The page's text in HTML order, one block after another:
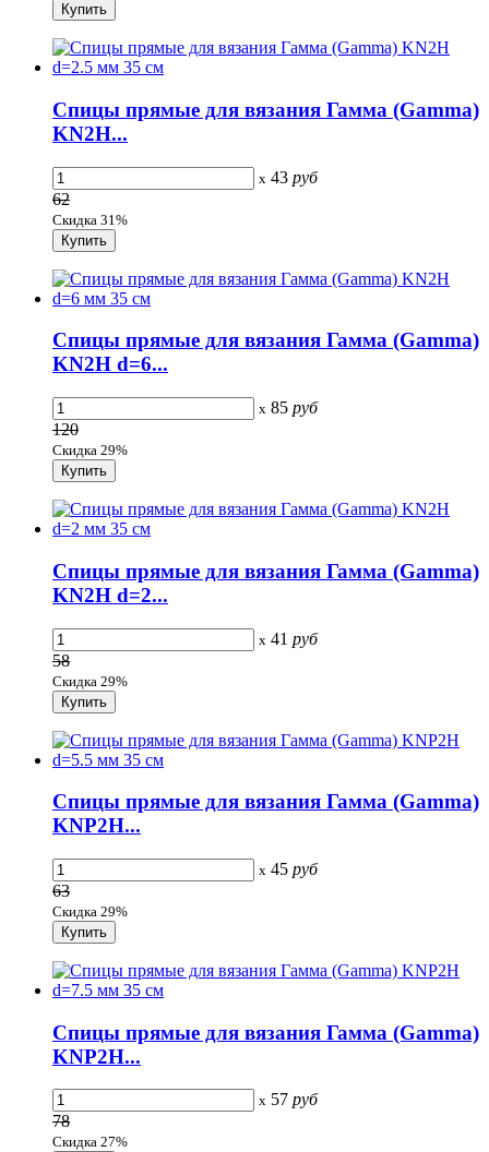
Спицы прямые для вязания Гамма (Gamma)
KN2H...
x 43 руб
62
Скидка 31%
Спицы прямые для вязания Гамма (Gamma)
KN2H d=6...
x 85 руб
120
Скидка 29%
Спицы прямые для вязания Гамма (Gamma)
KN2H d=2...
x 41 руб
58
Скидка 29%
Спицы прямые для вязания Гамма (Gamma)
KNP2H...
x 45 руб
63
Скидка 29%
Спицы прямые для вязания Гамма (Gamma)
KNP2H...
x 57 руб
78
Скидка 27%